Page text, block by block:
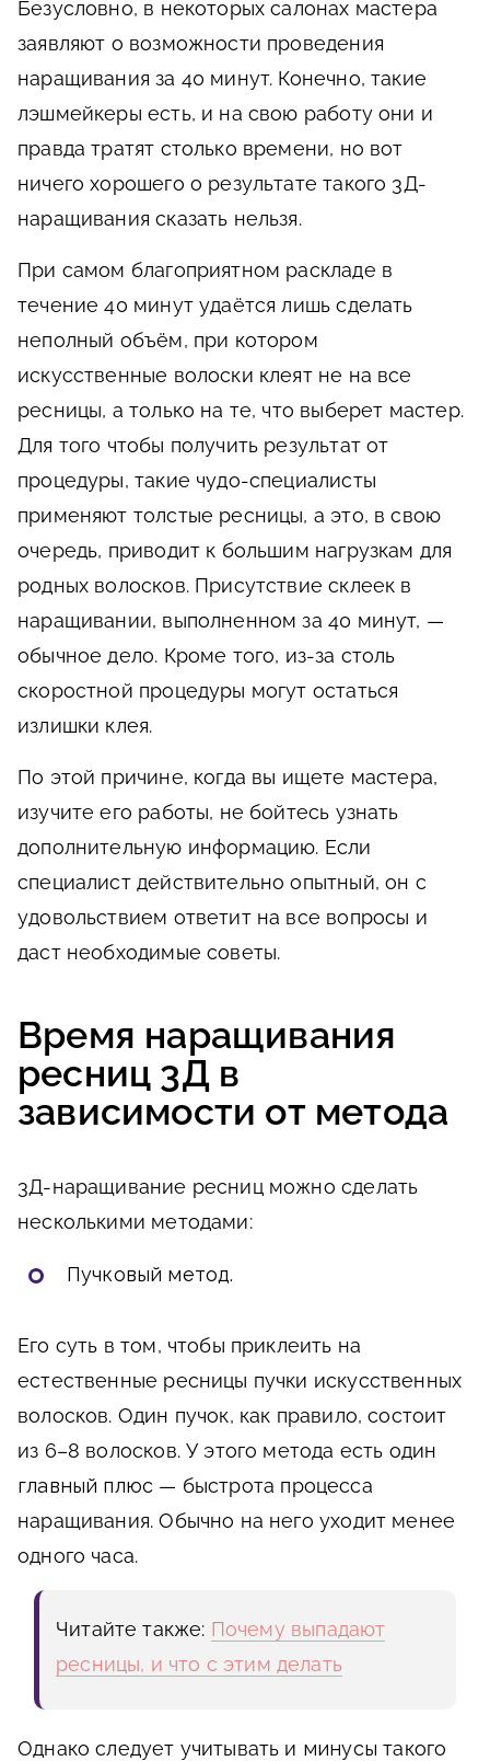
Безусловно, в некоторых салонах мастера
заявляют о возможности проведения
наращивания за 40 минут. Конечно, такие
лэшмейкеры есть, и на свою работу они и
правда тратят столько времени, но вот
ничего хорошего о результате такого 3Д-
наращивания сказать нельзя.
При самом благоприятном раскладе в
течение 40 минут удаётся лишь сделать
неполный объём, при котором
искусственные волоски клеят не на все
ресницы, а только на те, что выберет мастер.
Для того чтобы получить результат от
процедуры, такие чудо-специалисты
применяют толстые ресницы, а это, в свою
очередь, приводит к большим нагрузкам для
родных волосков. Присутствие склеек в
наращивании, выполненном за 40 минут, —
обычное дело. Кроме того, из-за столь
скоростной процедуры могут остаться
излишки клея.
По этой причине, когда вы ищете мастера,
изучите его работы, не бойтесь узнать
дополнительную информацию. Если
специалист действительно опытный, он с
удовольствием ответит на все вопросы и
даст необходимые советы.
Время наращивания
ресниц 3Д в
зависимости от метода
3Д-наращивание ресниц можно сделать
несколькими методами:
Пучковый метод.
Его суть в том, чтобы приклеить на
естественные ресницы пучки искусственных
волосков. Один пучок, как правило, состоит
из 6–8 волосков. У этого метода есть один
главный плюс — быстрота процесса
наращивания. Обычно на него уходит менее
одного часа.
Читайте также: Почему выпадают
ресницы, и что с этим делать
Однако следует учитывать и минусы такого